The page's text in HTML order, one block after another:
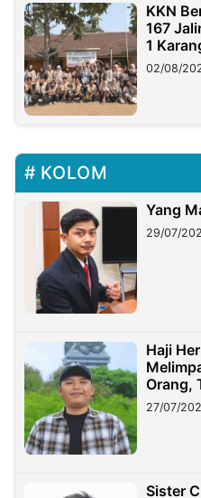
KKN
167
1
02/08/
KOLOM
Yang
29/07/
Haji
Orang,
27/07/
Sister